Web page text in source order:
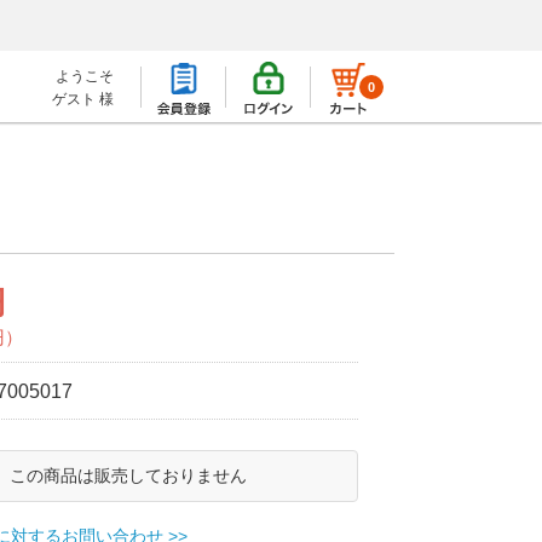
ようこそ
ゲスト 様
0
この商品は販売しておりません
対するお問い合わせ >>